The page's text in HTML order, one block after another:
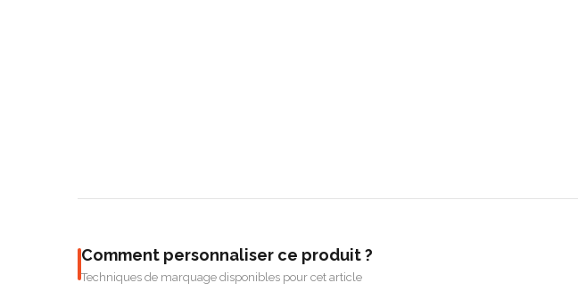
Comment personnaliser ce produit ?
Techniques de marquage disponibles pour cet article